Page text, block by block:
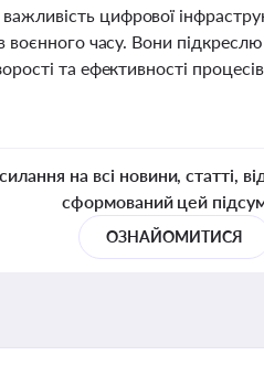
цифрової
воєнного часу. Вони
та ефективності
на всі новини, статті,
сформований цей
ОЗНАЙОМИТИСЯ